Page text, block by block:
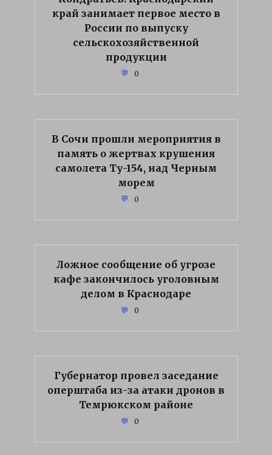
край занимает первое место в
России по выпуску
сельскохозяйственной
продукции
0
В Сочи прошли мероприятия в
память о жертвах крушения
самолета Ту-154, над Черным
морем
0
Ложное сообщение об угрозе
кафе закончилось уголовным
делом в Краснодаре
0
Губернатор провел заседание
оперштаба из-за атаки дронов в
Темрюкском районе
0